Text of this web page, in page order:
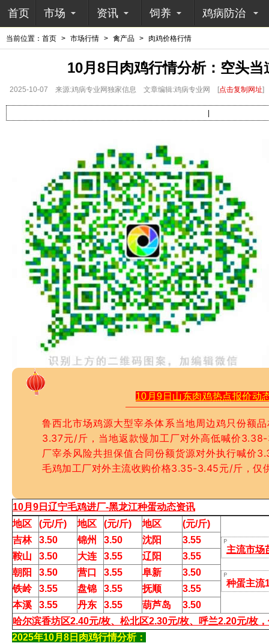
首页 市场 资讯 饲养 鸡病防治
当前位置： 首页 > 市场行情 > 禽产品 > 肉鸡价格行情
10月8日肉鸡行情分析：空头当
2025-10-07 来源:鸡病专业网独家信息 文章编辑:鸡病专业网 [点击复制网址]
10月9日山东肉鸡热点报价动
鲁西北市场鸡源大型宰杀体系当地周边鸡只份额
3.37元/斤，当地返款慢加工厂对外高低喊价
厂宰杀风险共担保值合同份额货源对外执行喊价
毛鸡加工厂对外主流收购价格3.35-3.45元/斤，仅
10月9日辽宁毛鸡进厂-黑龙江种蛋动态资讯
地区
(元/斤) 地区 (元/斤) 地区 (元/斤)
主流市场
种蛋主流
吉林 3.50 锦州 3.50 沈阳
3.55
鞍山
3.50 大连 3.55 辽阳
3.55
朝阳
3.50 营口 3.55 阜新
3.50
铁岭
3.55 盘锦 3.55 抚顺
3.55
本溪
3.55 丹东 3.55 葫芦岛
3.50
哈尔滨香坊区2.40元/枚、松北区2.30元/枚、呼兰2.20元/枚
2025年10月8日肉鸡行情分析：